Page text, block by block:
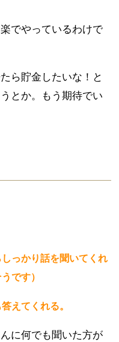
でやっているわけで
ら貯金したいな！と
とか。もう期待でい
っかり話を聞いてくれ
です）
えてくれる。
に何でも聞いた方が